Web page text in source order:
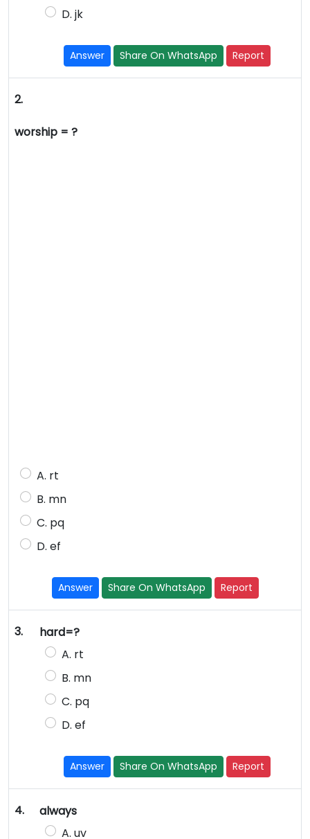
D. jk
Answer Share On WhatsApp Report
2.
worship = ?
A. rt
B. mn
C. pq
D. ef
Answer Share On WhatsApp Report
3.
hard=?
A. rt
B. mn
C. pq
D. ef
Answer Share On WhatsApp Report
4.
always
A. uv